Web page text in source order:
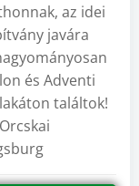
az idei
javára
és Adventi
találtok!